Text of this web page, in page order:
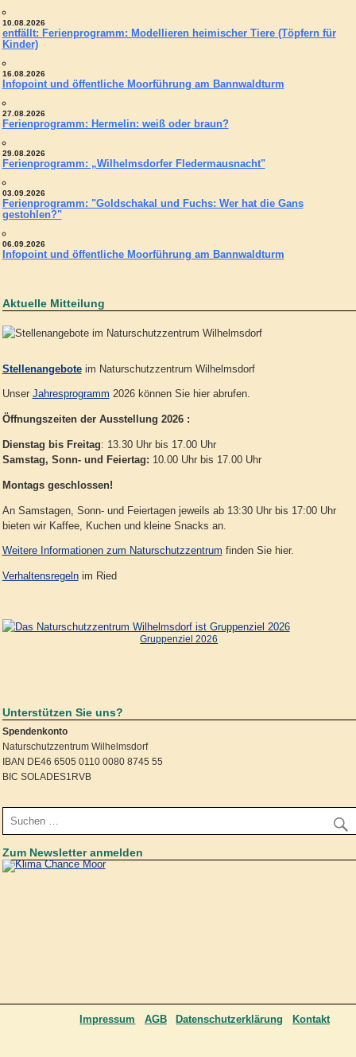
10.08.2026
entfällt: Ferienprogramm: Modellieren heimischer Tiere (Töpfern für
Kinder)
16.08.2026
Infopoint und öffentliche Moorführung am Bannwaldturm
27.08.2026
Ferienprogramm: Hermelin: weiß oder braun?
29.08.2026
Ferienprogramm: „Wilhelmsdorfer Fledermausnacht"
03.09.2026
Ferienprogramm: "Goldschakal und Fuchs: Wer hat die Gans
gestohlen?"
06.09.2026
Infopoint und öffentliche Moorführung am Bannwaldturm
Aktuelle Mitteilung
Stellenangeboteim Naturschutzzentrum Wilhelmsdorf
Unser Jahresprogramm 2026 können Sie hier abrufen.
Öffnungszeiten der Ausstellung 2026 :
Dienstag bis Freitag: 13.30 Uhr bis 17.00 Uhr
Samstag, Sonn- und Feiertag: 10.00 Uhr bis 17.00 Uhr
Montags geschlossen!
An Samstagen, Sonn- und Feiertagen jeweils ab 13:30 Uhr bis 17:00 Uhr
bieten wir Kaffee, Kuchen und kleine Snacks an.
Weitere Informationen zum Naturschutzzentrum finden Sie hier.
Verhaltensregelnim Ried
Gruppenziel 2026
Unterstützen Sie uns?
Spendenkonto
Naturschutzzentrum Wilhelmsdorf
IBAN DE46 6505 0110 0080 8745 55
BIC SOLADES1RVB
Zum Newsletter anmelden
Kontakt
Datenschutzerklärung
AGB
Impressum